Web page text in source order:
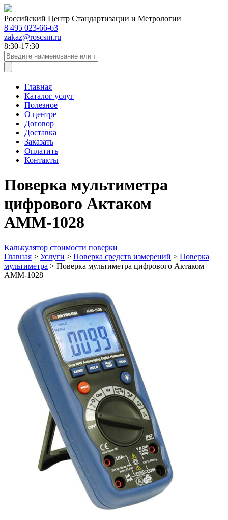
Российский Центр Стандартизации и Метрологии
8 495 023-66-63
zakaz@roscsm.ru
8:30-17:30
Главная
Каталог услуг
Полезное
О центре
Договор
Доставка
Заказать
Оплатить
Контакты
Поверка мультиметра
цифрового Актаком
АММ-1028
Калькулятор стоимости поверки
Главная > Услуги > Поверка средств измерений > Поверка
мультиметра > Поверка мультиметра цифрового Актаком
АММ-1028